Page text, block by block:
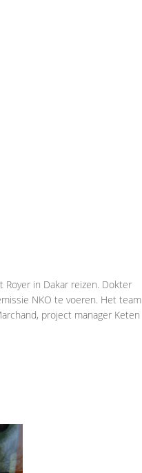
in Dakar reizen. Dokter
NKO te voeren. Het team
project manager Keten